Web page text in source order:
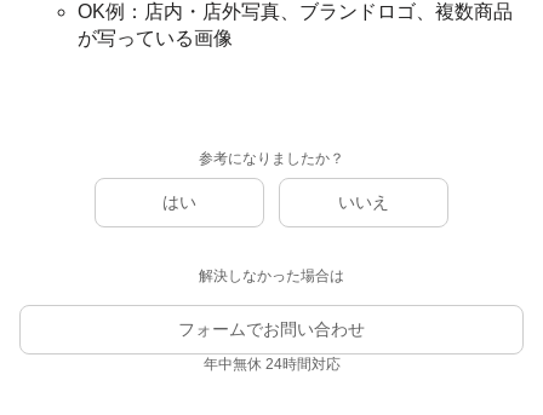
OK例：店内・店外写真、ブランドロゴ、複数商品
が写っている画像
参考になりましたか？
はい いいえ
解決しなかった場合は
フォームでお問い合わせ
年中無休 24時間対応